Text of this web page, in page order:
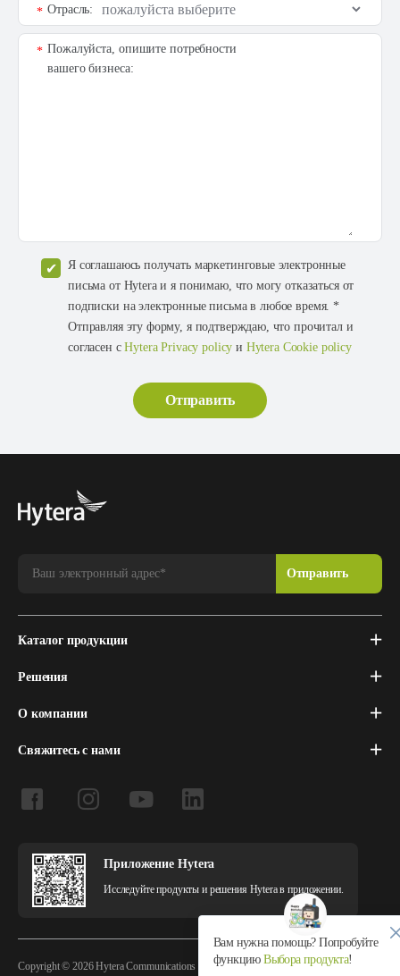
Отрасль:
*
Пожалуйста, опишите потребности
вашего бизнеса:
*
Я соглашаюсь получать маркетинговые электронные
письма от Hytera и я понимаю, что могу отказаться от
подписки на электронные письма в любое время. *
Отправляя эту форму, я подтверждаю, что прочитал и
согласен сHytera Privacy policy и Hytera Cookie policy
Каталог продукции
Решения
О компании
Свяжитесь с нами
Приложение Hytera
Исследуйте продукты и решения Hytera в приложении.
Copyright © 2026 Hytera Communications Corporation Limited All Rights Reserved
Вам нужна помощь? Попробуйте
функциюВыбора продукта!